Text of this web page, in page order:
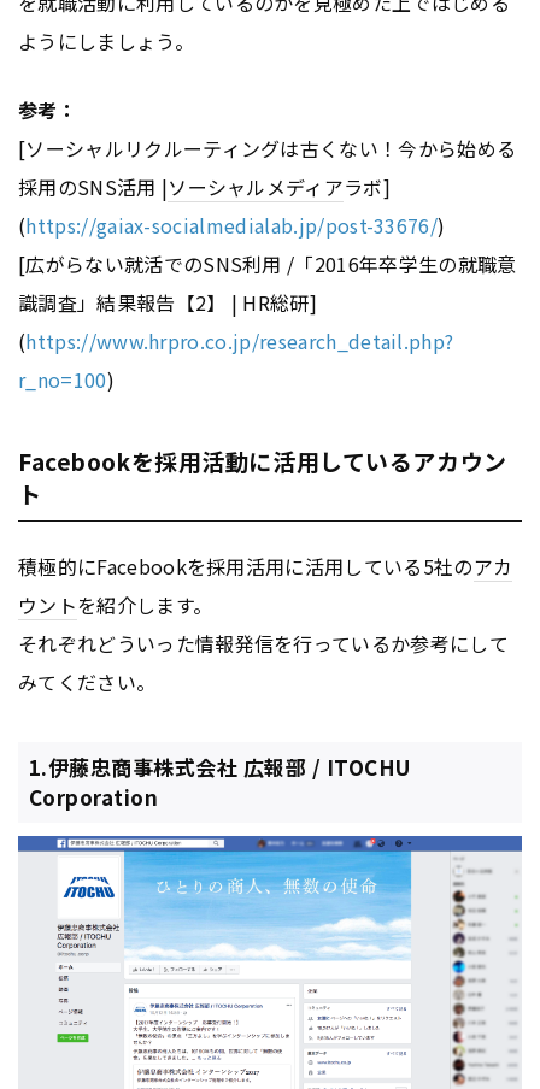
ようにしましょう。
参考：
[ソーシャルリクルーティングは古くない！今から始める
採用のSNS活用 |ソーシャルメディアラボ]
(https://gaiax-socialmedialab.jp/post-33676/)
[広がらない就活でのSNS利用 /「2016年卒学生の就職意
識調査」結果報告【2】 | HR総研]
(https://www.hrpro.co.jp/research_detail.php?
r_no=100)
Facebookを採用活動に活用しているアカウン
ト
積極的にFacebookを採用活用に活用している5社のアカ
ウントを紹介します。
それぞれどういった情報発信を行っているか参考にして
みてください。
1.伊藤忠商事株式会社 広報部 / ITOCHU
Corporation